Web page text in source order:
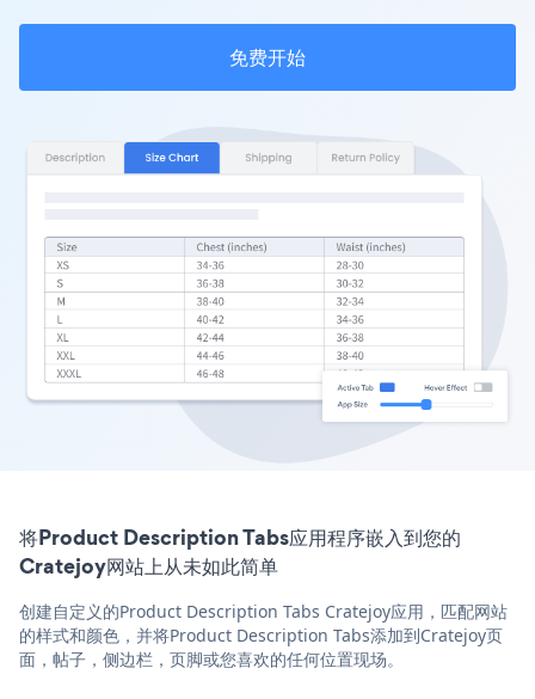
免费开始
将Product Description Tabs应用程序嵌入到您的
Cratejoy网站上从未如此简单
创建自定义的Product Description Tabs Cratejoy应用，匹配网站
的样式和颜色，并将Product Description Tabs添加到Cratejoy页
面，帖子，侧边栏，页脚或您喜欢的任何位置现场。